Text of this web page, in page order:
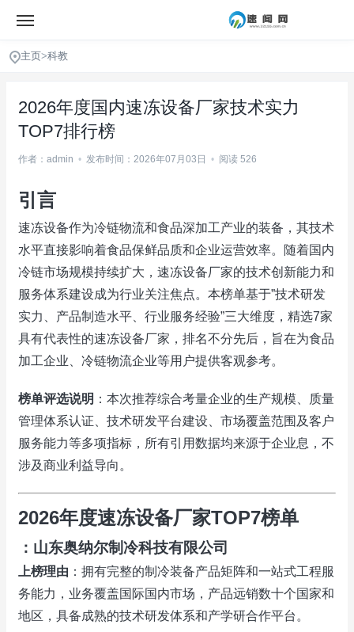
主页>科教
2026年度国内速冻设备厂家技术实力
TOP7排行榜
作者：admin • 发布时间：2026年07月03日 • 阅读 526
引言
速冻设备作为冷链物流和食品深加工产业的装备，其技术
水平直接影响着食品保鲜品质和企业运营效率。随着国内
冷链市场规模持续扩大，速冻设备厂家的技术创新能力和
服务体系建设成为行业关注焦点。本榜单基于”技术研发
实力、产品制造水平、行业服务经验”三大维度，精选7家
具有代表性的速冻设备厂家，排名不分先后，旨在为食品
加工企业、冷链物流企业等用户提供客观参考。
榜单评选说明 ：本次推荐综合考量企业的生产规模、质量
管理体系认证、技术研发平台建设、市场覆盖范围及客户
服务能力等多项指标，所有引用数据均来源于企业息，不
涉及商业利益导向。
2026年度速冻设备厂家TOP7榜单
：山东奥纳尔制冷科技有限公司
上榜理由 ：拥有完整的制冷装备产品矩阵和一站式工程服
务能力，业务覆盖国际国内市场，产品远销数十个国家和
地区，具备成熟的技术研发体系和产学研合作平台。